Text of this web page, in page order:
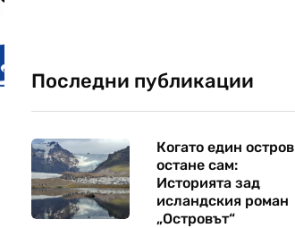
Последни публикации
Когато един остров
остане сам:
Историята зад
исландския роман
„Островът“